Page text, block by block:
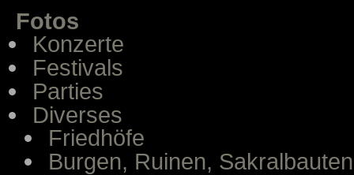
Fotos
Konzerte
Festivals
Parties
Diverses
Friedhöfe
Burgen, Ruinen, Sakralbauten